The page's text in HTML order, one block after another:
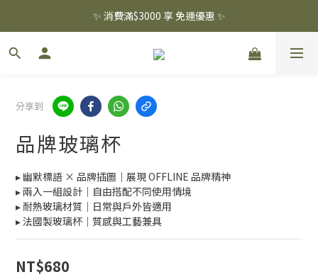
✨ 消費滿$3000 享 免運優惠 ✨
✨ 消費滿$3000 享 免運優惠 ✨
註冊會員 贈 百元購物金  .ᐟ.ᐟ
分享到
品牌玻璃杯
▸ 幽默標語 × 品牌插圖｜展現 OFFLINE 品牌精神
▸ 兩入一組設計｜自由搭配不同使用情境
▸ 耐熱玻璃材質｜日常與戶外皆適用
▸ 法國製玻璃杯｜質感與工藝兼具
NT$680